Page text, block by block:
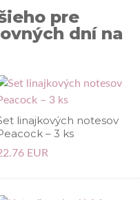
pre
dní na
linajkových notesov
– 3 ks
EUR